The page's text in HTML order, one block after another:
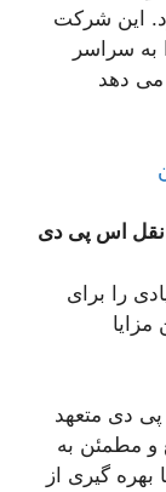
این شرکت
سراسر
می دهد
نقل اس پی دی
را برای
دی متعهد
و مطمئن به
گیری از